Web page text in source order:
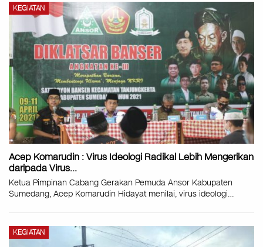
KEGIATAN
Acep Komarudin : Virus Ideologi Radikal Lebih Mengerikan
daripada Virus…
Ketua Pimpinan Cabang Gerakan Pemuda Ansor Kabupaten
Sumedang, Acep Komarudin Hidayat menilai, virus ideologi…
KEGIATAN